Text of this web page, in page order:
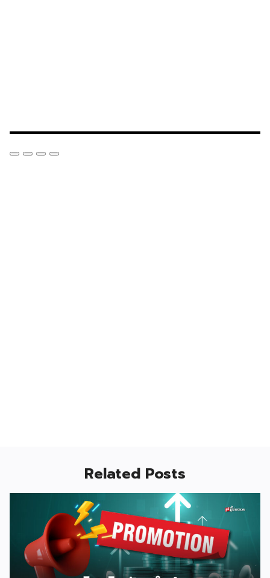
Related Posts